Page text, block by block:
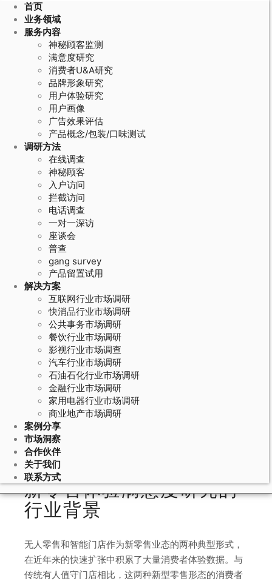
首页
业务领域
服务内容
神秘顾客监测
满意度研究
消费者U&A研究
品牌形象研究
用户体验研究
用户画像
广告效果评估
产品概念/包装/口味测试
调研方法
在线调查
神秘顾客
入户访问
拦截访问
电话调查
一对一深访
座谈会
普查
gang survey
产品留置试用
解决方案
互联网行业市场调研
快消品行业市场调研
公共事务市场调研
餐饮行业市场调研
影视行业市场调查
汽车行业市场调研
石油石化行业市场调研
金融行业市场调研
家用电器行业市场调研
商业地产市场调研
案例分享
市场洞察
合作伙伴
关于我们
联系方式
May 23, 2026
新零售消费研究的体验满意度：无人
零售和智能门店的消费者体验评估方
新零售体验满意度研究的
行业背景
无人零售和智能门店作为新零售业态的两种典型形式，
在近年来的快速扩张中积累了大量消费者体验数据。与
传统有人值守门店相比，这两种新型零售形态的消费者